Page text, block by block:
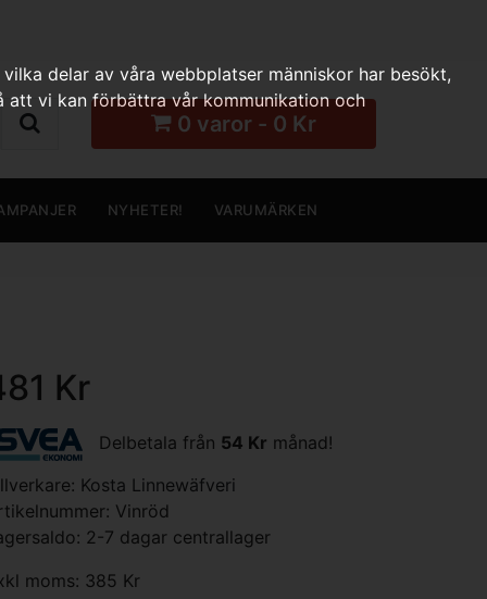
0 varor - 0 Kr
NYHETER! VARUMÄRKEN
Kr
Delbetala från 54 Kr månad!
Kosta Linnewäfveri
Vinröd
2-7 dagar centrallager
moms: 385 Kr
delar av våra webbplatser människor har besökt,
att vi kan förbättra vår kommunikation och